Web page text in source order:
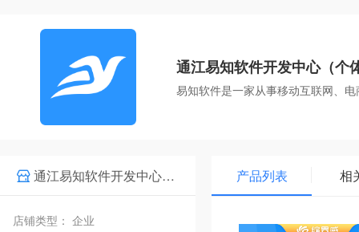
通江易知软件开发中心（个
易知软件是一家从事移动互联网、
通江易知软件开发中心（个体工商户）
店铺类型： 企业
产品列表 相